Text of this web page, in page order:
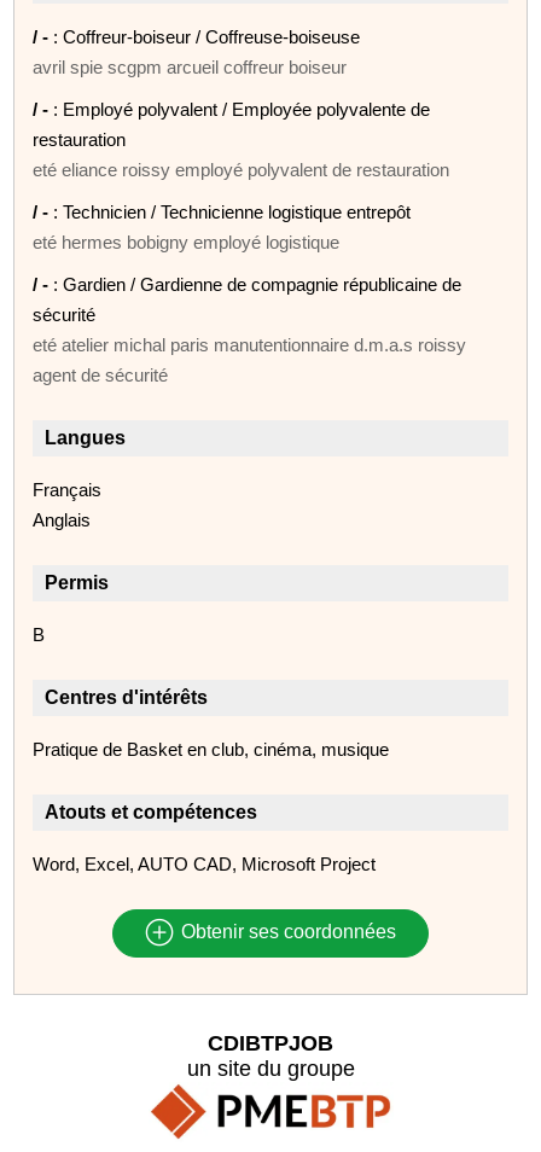
/ - : Coffreur-boiseur / Coffreuse-boiseuse
avril spie scgpm arcueil coffreur boiseur
/ - : Employé polyvalent / Employée polyvalente de
restauration
eté eliance roissy employé polyvalent de restauration
/ - : Technicien / Technicienne logistique entrepôt
eté hermes bobigny employé logistique
/ - : Gardien / Gardienne de compagnie républicaine de
sécurité
eté atelier michal paris manutentionnaire d.m.a.s roissy
agent de sécurité
Langues
Français
Anglais
Permis
B
Centres d'intérêts
Pratique de Basket en club, cinéma, musique
Atouts et compétences
Word, Excel, AUTO CAD, Microsoft Project
Obtenir ses coordonnées
CDIBTPJOB
un site du groupe